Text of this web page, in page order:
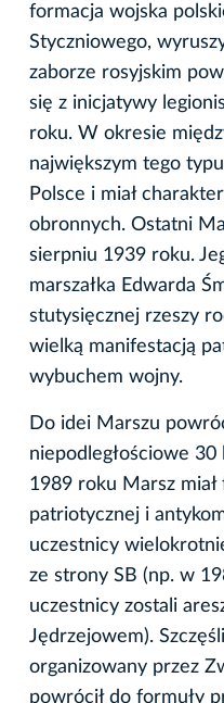
formacja wojska
Styczniowego,
zaborze rosyjskim
się z inicjatywy
roku. W okresie
największym tego
Polsce i miał
obronnych. Ostatni
sierpniu 1939 roku.
marszałka Edwarda
stutysięcznej rzeszy
wielką manifestacją
wybuchem wojny.
Do idei Marszu
niepodległościowe
1989 roku Marsz
patriotycznej i
uczestnicy
ze strony SB (np. w
uczestnicy zostali
Jędrzejowem).
organizowany przez
powrócił do formuły